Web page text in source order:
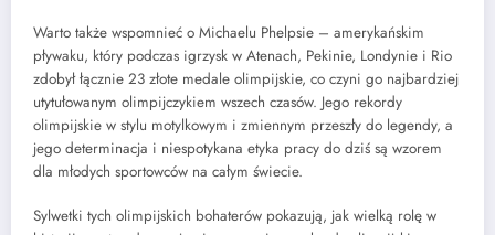
Warto także wspomnieć o Michaelu Phelpsie – amerykańskim
pływaku, który podczas igrzysk w Atenach, Pekinie, Londynie i Rio
zdobył łącznie 23 złote medale olimpijskie, co czyni go najbardziej
utytułowanym olimpijczykiem wszech czasów. Jego rekordy
olimpijskie w stylu motylkowym i zmiennym przeszły do legendy, a
jego determinacja i niespotykana etyka pracy do dziś są wzorem
dla młodych sportowców na całym świecie.
Sylwetki tych olimpijskich bohaterów pokazują, jak wielką rolę w